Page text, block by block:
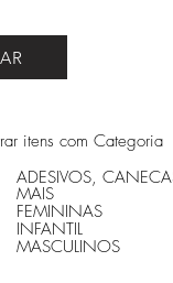
itens com Categoria
ADESIVOS,
MAIS
FEMININAS
INFANTIL
MASCULINOS